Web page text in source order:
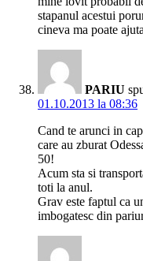
stapanul acestui
cineva ma poate
PARIU
01.10.2013 la 08:36
Cand te arunci in
care au zburat
50!
Acum sta si
toti la anul.
Grav este faptul ca
imbogatesc din